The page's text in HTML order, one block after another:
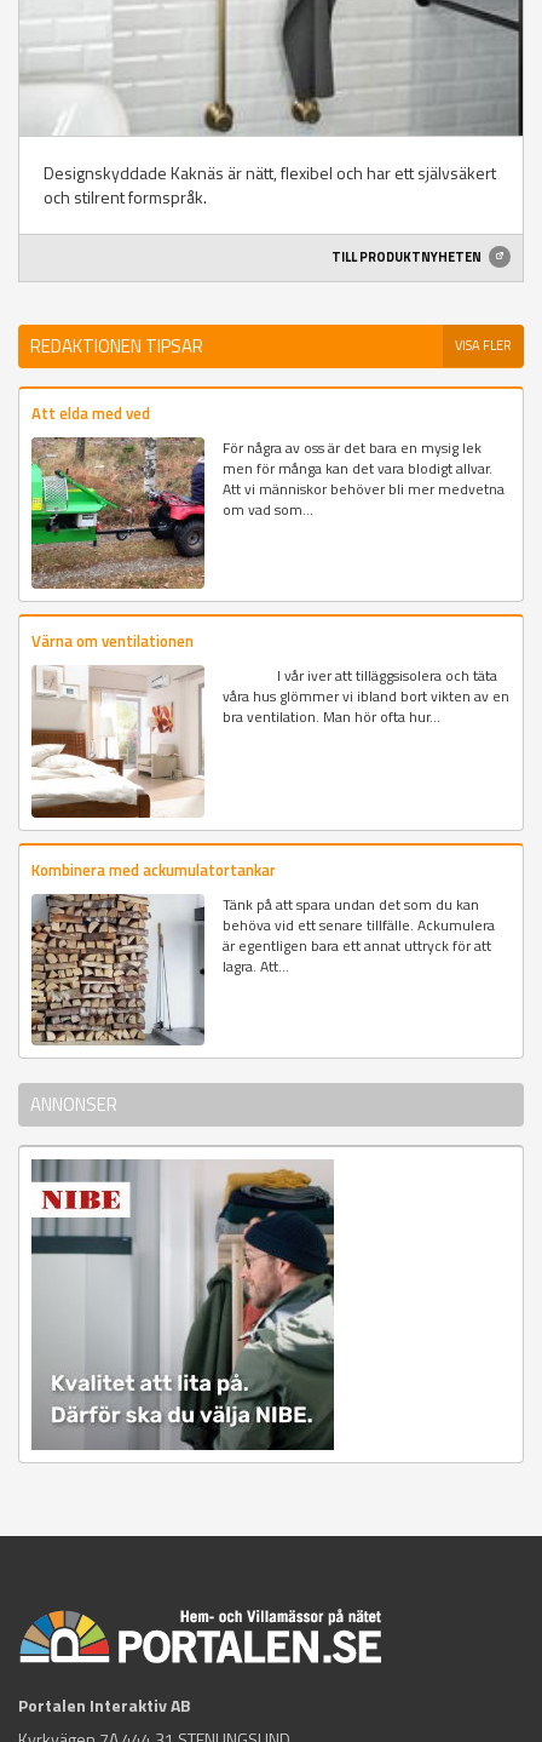
Designskyddade Kaknäs är nätt, flexibel och har ett självsäkert
och stilrent formspråk.
TILL PRODUKTNYHETEN
REDAKTIONEN TIPSAR VISA FLER
Att elda med ved
För några av oss är det bara en mysig lek
men för många kan det vara blodigt allvar.
Att vi människor behöver bli mer medvetna
om vad som...
Värna om ventilationen
I vår iver att tilläggsisolera och täta
våra hus glömmer vi ibland bort vikten av en
bra ventilation. Man hör ofta hur...
Kombinera med ackumulatortankar
Tänk på att spara undan det som du kan
behöva vid ett senare tillfälle. Ackumulera
är egentligen bara ett annat uttryck för att
lagra. Att...
ANNONSER
Portalen Interaktiv AB